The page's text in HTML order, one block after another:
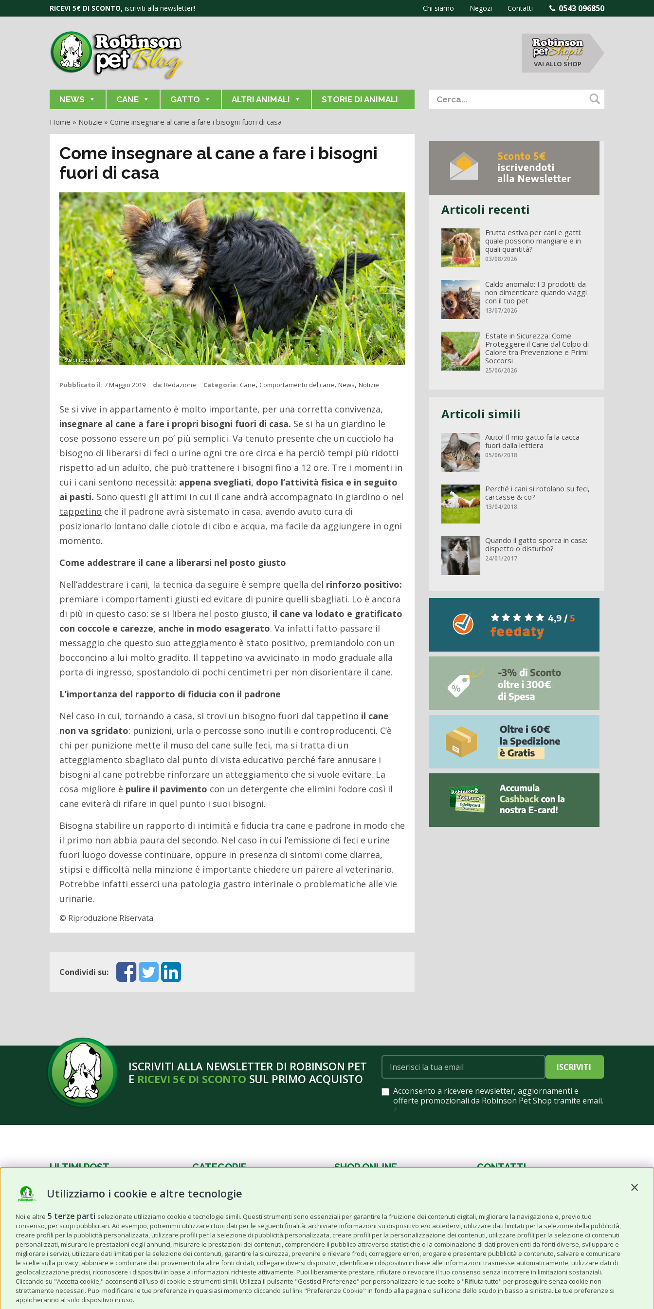
Utilizziamo i cookie e altre tecnologie
Noi e altre 5 terze parti selezionate utilizziamo cookie e tecnologie simili. Questi strumenti sono essenziali per garantire la fruizione dei contenuti digitali, migliorare la navigazione e, previo tuo
consenso, per scopi pubblicitari. Ad esempio, potremmo utilizzare i tuoi dati per le seguenti finalità: archiviare informazioni su dispositivo e/o accedervi, utilizzare dati limitati per la selezione della pubblicità,
creare profili per la pubblicità personalizzata, utilizzare profili per la selezione di pubblicità personalizzata, creare profili per la personalizzazione dei contenuti, utilizzare profili per la selezione di contenuti
personalizzati, misurare le prestazioni degli annunci, misurare le prestazioni dei contenuti, comprendere il pubblico attraverso statistiche o la combinazione di dati provenienti da fonti diverse, sviluppare e
migliorare i servizi, utilizzare dati limitati per la selezione dei contenuti, garantire la sicurezza, prevenire e rilevare frodi, correggere errori, erogare e presentare pubblicità e contenuto, salvare e comunicare
le scelte sulla privacy, abbinare e combinare dati provenienti da altre fonti di dati, collegare diversi dispositivi, identificare i dispositivi in base alle informazioni trasmesse automaticamente, utilizzare dati di
geolocalizzazione precisi, riconoscere i dispositivi in base a informazioni richieste attivamente. Puoi liberamente prestare, rifiutare o revocare il tuo consenso senza incorrere in limitazioni sostanziali.
Cliccando su "Accetta cookie," acconsenti all'uso di cookie e strumenti simili. Utilizza il pulsante "Gestisci Preferenze" per personalizzare le tue scelte o "Rifiuta tutto" per proseguire senza cookie non
strettamente necessari. Puoi modificare le tue preferenze in qualsiasi momento cliccando sul link "Preferenze Cookie" in fondo alla pagina o sull'icona dello scudo in basso a sinistra. Le tue preferenze si
applicheranno al solo dispositivo in uso.
RICEVI 5€ DI SCONTO, iscriviti alla newsletter! Chi siamo Negozi Contatti 0543 096850
VAI ALLO SHOP
NEWS CANE GATTO ALTRI ANIMALI STORIE DI ANIMALI
Home » Notizie » Come insegnare al cane a fare i bisogni fuori di casa
Come insegnare al cane a fare i bisogni
fuori di casa
Foto di repertorio
Pubblicato il: 7 Maggio 2019 da: Redazione Categoria: Cane, Comportamento del cane, News, Notizie
Se si vive in appartamento è molto importante, per una corretta convivenza,
insegnare al cane a fare i propri bisogni fuori di casa. Se si ha un giardino le
cose possono essere un po’ più semplici. Va tenuto presente che un cucciolo ha
bisogno di liberarsi di feci o urine ogni tre ore circa e ha perciò tempi più ridotti
rispetto ad un adulto, che può trattenere i bisogni fino a 12 ore. Tre i momenti in
cui i cani sentono necessità: appena svegliati, dopo l’attività fisica e in seguito
ai pasti. Sono questi gli attimi in cui il cane andrà accompagnato in giardino o nel
tappetino che il padrone avrà sistemato in casa, avendo avuto cura di
posizionarlo lontano dalle ciotole di cibo e acqua, ma facile da aggiungere in ogni
momento.
Come addestrare il cane a liberarsi nel posto giusto
Nell’addestrare i cani, la tecnica da seguire è sempre quella del rinforzo positivo:
premiare i comportamenti giusti ed evitare di punire quelli sbagliati. Lo è ancora
di più in questo caso: se si libera nel posto giusto, il cane va lodato e gratificato
con coccole e carezze, anche in modo esagerato. Va infatti fatto passare il
messaggio che questo suo atteggiamento è stato positivo, premiandolo con un
bocconcino a lui molto gradito. Il tappetino va avvicinato in modo graduale alla
porta di ingresso, spostandolo di pochi centimetri per non disorientare il cane.
L’importanza del rapporto di fiducia con il padrone
Nel caso in cui, tornando a casa, si trovi un bisogno fuori dal tappetino il cane
non va sgridato: punizioni, urla o percosse sono inutili e controproducenti. C’è
chi per punizione mette il muso del cane sulle feci, ma si tratta di un
atteggiamento sbagliato dal punto di vista educativo perché fare annusare i
bisogni al cane potrebbe rinforzare un atteggiamento che si vuole evitare. La
cosa migliore è pulire il pavimento con un detergente che elimini l’odore così il
cane eviterà di rifare in quel punto i suoi bisogni.
Bisogna stabilire un rapporto di intimità e fiducia tra cane e padrone in modo che
il primo non abbia paura del secondo. Nel caso in cui l’emissione di feci e urine
fuori luogo dovesse continuare, oppure in presenza di sintomi come diarrea,
stipsi e difficoltà nella minzione è importante chiedere un parere al veterinario.
Potrebbe infatti esserci una patologia gastro interinale o problematiche alle vie
urinarie.
© Riproduzione Riservata
Condividi su:
Articoli recenti
Frutta estiva per cani e gatti:
quale possono mangiare e in
quali quantità?
03/08/2026
Caldo anomalo: I 3 prodotti da
non dimenticare quando viaggi
con il tuo pet
13/07/2026
Estate in Sicurezza: Come
Proteggere il Cane dal Colpo di
Calore tra Prevenzione e Primi
Soccorsi
25/06/2026
Articoli simili
Aiuto! Il mio gatto fa la cacca
fuori dalla lettiera
05/06/2018
Perché i cani si rotolano su feci,
carcasse & co?
13/04/2018
Quando il gatto sporca in casa:
dispetto o disturbo?
24/01/2017
ISCRIVITI ALLA NEWSLETTER DI ROBINSON PET
E RICEVI 5€ DI SCONTO SUL PRIMO ACQUISTO
ISCRIVITI
Acconsento a ricevere newsletter, aggiornamenti e
offerte promozionali da Robinson Pet Shop tramite email.
*
ULTIMI POST
Frutta estiva per cani e gatti:
quali quantità?
Caldo anomalo: I 3 prodotti da
non dimenticare quando viaggi
con il tuo pet
Estate in Sicurezza: Come
Proteggere il Cane dal Colpo di
Calore tra Prevenzione e Primi
Soccorsi
CATEGORIE
News
Cane
Gatto
Altri Animali
Storie di Animali
SHOP ONLINE
Gatto
Offerte‌ del‌ mese
Selezionati da Robinson
CONTATTI
Contattaci